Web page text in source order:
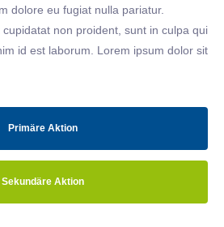
dolore eu fugiat nulla pariatur.
non proident, sunt in culpa qui
id est laborum. Lorem ipsum dolor sit
Primäre Aktion
Sekundäre Aktion